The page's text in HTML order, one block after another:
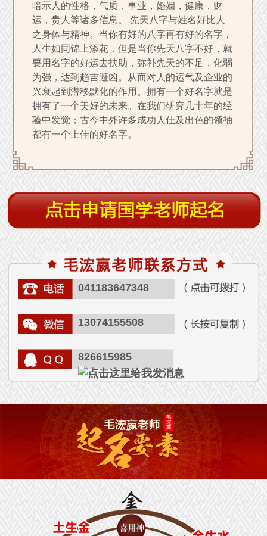
暗示人的性格，气质，事业，婚姻，健康，财
运，贵人等诸多信息。 先天八字与姓名好比人
之身体与精神。当你有好的八字再有好的名字，
人生如同锦上添花，但是当你先天八字不好，就
要用名字的好运去扶助，弥补先天的不足，化弱
为强，达到趋吉避凶。从而对人的运气及企业的
兴衰起到潜移默化的作用。拥有一个好名字就是
拥有了一个美好的未来。在我们研究几十年的经
验中发觉；古今中外许多成功人仕及出色的领袖
都有一个上佳的好名字。
041183647348
13074155508
826615985